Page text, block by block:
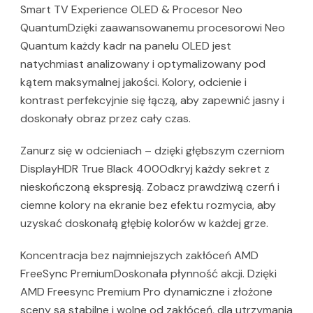
Smart TV Experience OLED & Procesor Neo
QuantumDzięki zaawansowanemu procesorowi Neo
Quantum każdy kadr na panelu OLED jest
natychmiast analizowany i optymalizowany pod
kątem maksymalnej jakości. Kolory, odcienie i
kontrast perfekcyjnie się łączą, aby zapewnić jasny i
doskonały obraz przez cały czas.
Zanurz się w odcieniach – dzięki głębszym czerniom
DisplayHDR True Black 400Odkryj każdy sekret z
nieskończoną ekspresją. Zobacz prawdziwą czerń i
ciemne kolory na ekranie bez efektu rozmycia, aby
uzyskać doskonałą głębię kolorów w każdej grze.
Koncentracja bez najmniejszych zakłóceń AMD
FreeSync PremiumDoskonała płynność akcji. Dzięki
AMD Freesync Premium Pro dynamiczne i złożone
sceny są stabilne i wolne od zakłóceń, dla utrzymania